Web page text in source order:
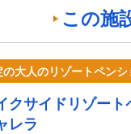
この施
大人のリゾートペンシ
クサイドリゾー
レラ